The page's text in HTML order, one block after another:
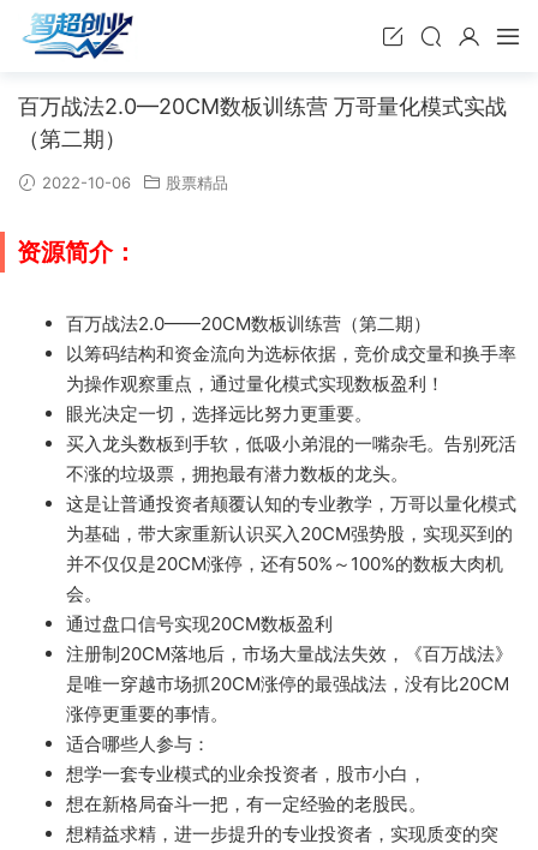
百万战法2.0—20CM数板训练营 万哥量化模式实战
（第二期）
2022-10-06 股票精品
资源简介：
百万战法2.0——20CM数板训练营（第二期）
以筹码结构和资金流向为选标依据，竞价成交量和换手率
为操作观察重点，通过量化模式实现数板盈利！
眼光决定一切，选择远比努力更重要。
买入龙头数板到手软，低吸小弟混的一嘴杂毛。告别死活
不涨的垃圾票，拥抱最有潜力数板的龙头。
这是让普通投资者颠覆认知的专业教学，万哥以量化模式
为基础，带大家重新认识买入20CM强势股，实现买到的
并不仅仅是20CM涨停，还有50%～100%的数板大肉机
会。
通过盘口信号实现20CM数板盈利
注册制20CM落地后，市场大量战法失效，《百万战法》
是唯一穿越市场抓20CM涨停的最强战法，没有比20CM
涨停更重要的事情。
适合哪些人参与：
想学一套专业模式的业余投资者，股市小白，
想在新格局奋斗一把，有一定经验的老股民。
想精益求精，进一步提升的专业投资者，实现质变的突